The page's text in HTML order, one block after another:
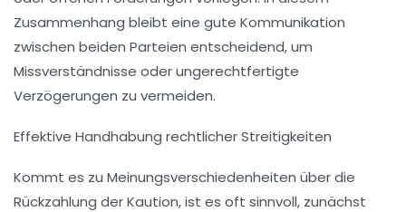
Zusammenhang bleibt eine gute Kommunikation
zwischen beiden Parteien entscheidend, um
Missverständnisse oder ungerechtfertigte
Verzögerungen zu vermeiden.
Effektive Handhabung rechtlicher Streitigkeiten
Kommt es zu Meinungsverschiedenheiten über die
Rückzahlung der Kaution, ist es oft sinnvoll, zunächst